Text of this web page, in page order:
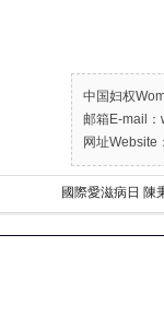
中国妇权
邮箱E-mail
网址Website
國際愛滋病日 陳